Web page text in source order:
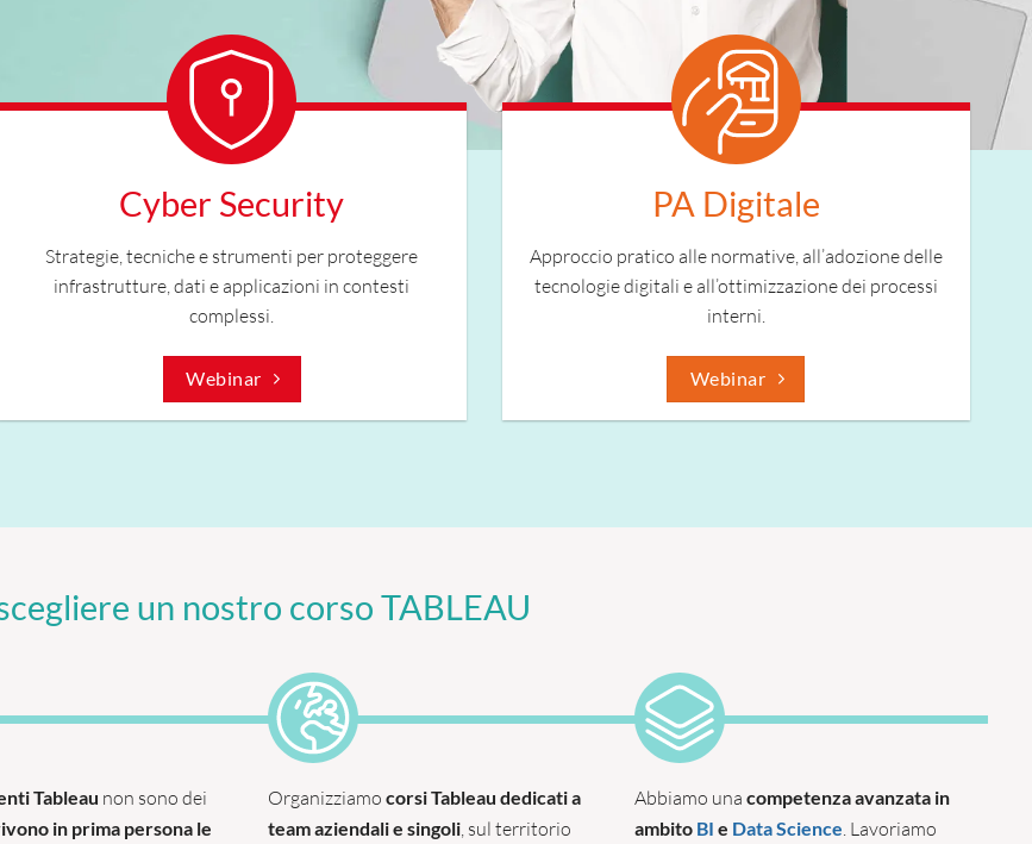
Cyber Security
Strategie, tecniche e strumenti per proteggere
infrastrutture, dati e applicazioni in contesti
complessi.
Webinar
PA Digitale
Approccio pratico alle normative, all’adozione delle
tecnologie digitali e all’ottimizzazione dei processi
interni.
Webinar
un nostro corso TABLEAU
Tableau non sono dei
in prima persona le
Organizziamo corsi Tableau dedicati a
team aziendali e singoli , sul territorio
Abbiamo una competenza avanzata in
ambito BI e Data Science . Lavoriamo